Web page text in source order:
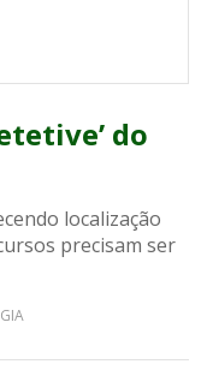
do
localização
precisam ser